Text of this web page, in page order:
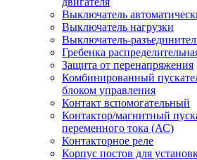
Выключатель
Выключатель нагрузки
Выключатель-
Гребенка
Защита от перенапряжения
Комбинированный
блоком управления
Контакт вспомогательный
Контактор/магнитный
переменного тока (АС)
Контакторное реле
Корпус постов для